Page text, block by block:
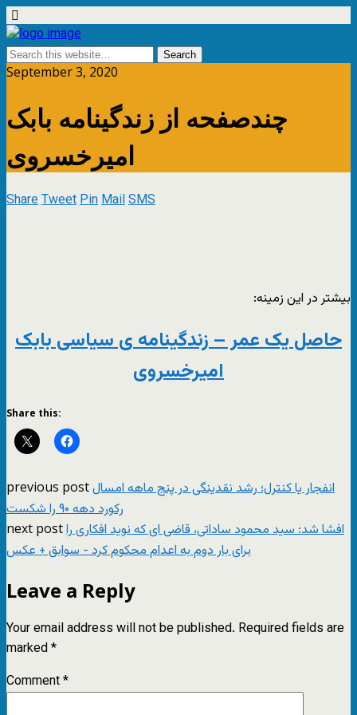
September 3, 2020
چندصفحه از زندگینامه بابک
امیرخسروی
ShareTweetPinMailSMS
بیشتر در این زمینه:
حاصل یک عمر – زندگینامه ی سیاسی بابک
امیرخسروی
Share this:
previous postانفجار یا کنترل؛ رشد نقدینگی در پنج ماهه امسال
رکورد دهه ۹۰ را شکست
next postافشا شد: سید محمود ساداتی، قاضی ای که نوید افکاری را
برای بار دوم به اعدام محکوم کرد - سوابق + عکس
Leave a Reply
Your email address will not be published. Required fields are
marked*
Comment*